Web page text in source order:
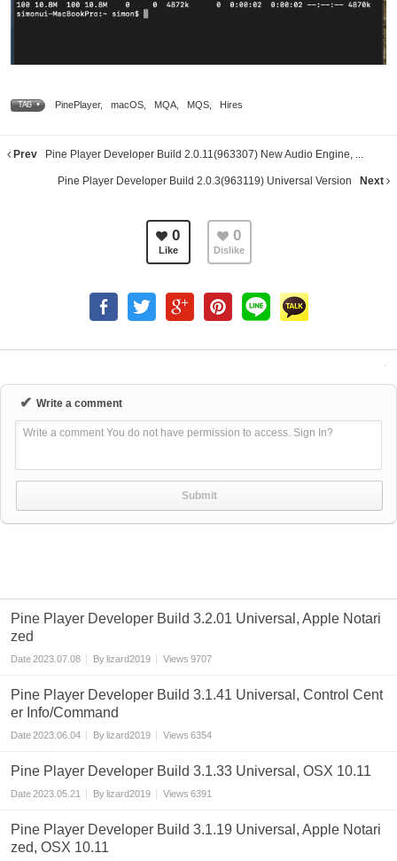
TAG • PinePlayer, macOS, MQA, MQS, Hires
Prev Pine Player Developer Build 2.0.11(963307) New Audio Engine, ...
Pine Player Developer Build 2.0.3(963119) Universal Version Next
0
Like
0
Dislike
✔ Write a comment
Write a comment You do not have permission to access. Sign In?
Pine Player Developer Build 3.2.01 Universal, Apple Notari
zed
Date2023.07.08 By lizard2019 Views 9707
Pine Player Developer Build 3.1.41 Universal, Control Cent
er Info/Command
Date2023.06.04 By lizard2019 Views 6354
Pine Player Developer Build 3.1.33 Universal, OSX 10.11
Date2023.05.21 By lizard2019 Views 6391
Pine Player Developer Build 3.1.19 Universal, Apple Notari
zed, OSX 10.11